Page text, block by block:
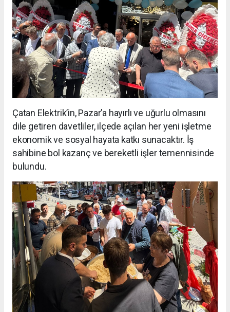
Çatan Elektrik’in, Pazar’a hayırlı ve uğurlu olmasını
dile getiren davetliler, ilçede açılan her yeni işletme
ekonomik ve sosyal hayata katkı sunacaktır. İş
sahibine bol kazanç ve bereketli işler temennisinde
bulundu.